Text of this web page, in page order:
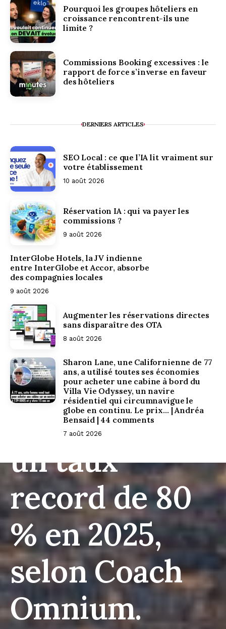
Pourquoi les groupes hôteliers en
croissance rencontrent-ils une
limite ?
Commissions Booking excessives : le
rapport de force s’inverse en faveur
des hôteliers
DERNIERS ARTICLES
SEO Local : ce que l’IA lit vraiment sur
votre établissement
10 août 2026
Réservation IA : qui va payer les
commissions ?
9 août 2026
InterGlobe Hotels, la JV indienne
entre InterGlobe et Accor, absorbe
des compagnies locales
9 août 2026
Augmenter les réservations directes
sans disparaître des OTA
8 août 2026
Sharon Lane, une Californienne de 77
ans, a utilisé toutes ses économies
pour acheter une cabine à bord du
Villa Vie Odyssey, un navire
résidentiel qui circumnavigue le
globe en continu. Le prix… | Andréa
Bensaid | 44 comments
7 août 2026
La
fréquentation
hôtelière à
Paris a atteint
un taux
record de 80
% en 2025,
selon Coach
Omnium.